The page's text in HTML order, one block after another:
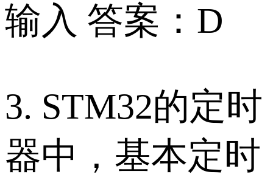
输入 答案：D
3. STM32的定时
器中，基本定时